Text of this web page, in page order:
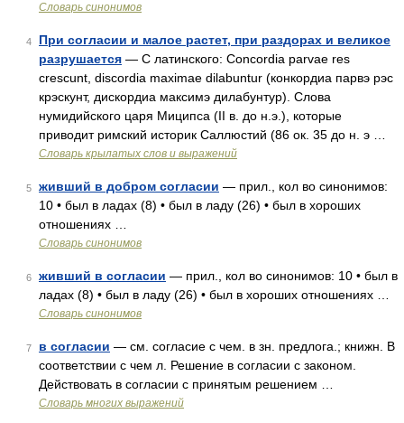
Словарь синонимов
4
При согласии и малое растет, при раздорах и великое
разрушается — С латинского: Concordia parvae res
crescunt, discordia maximae dilabuntur (конкордиа парвэ рэс
крэскунт, дискордиа максимэ дилабунтур). Слова
нумидийского царя Миципса (II в. до н.э.), которые
приводит римский историк Саллюстий (86 ок. 35 до н. э …
Словарь крылатых слов и выражений
5 живший в добром согласии — прил., кол во синонимов:
10 • был в ладах (8) • был в ладу (26) • был в хороших
отношениях …
Словарь синонимов
6 живший в согласии — прил., кол во синонимов: 10 • был в
ладах (8) • был в ладу (26) • был в хороших отношениях …
Словарь синонимов
7 в согласии — см. согласие с чем. в зн. предлога.; книжн. В
соответствии с чем л. Решение в согласии с законом.
Действовать в согласии с принятым решением …
Словарь многих выражений